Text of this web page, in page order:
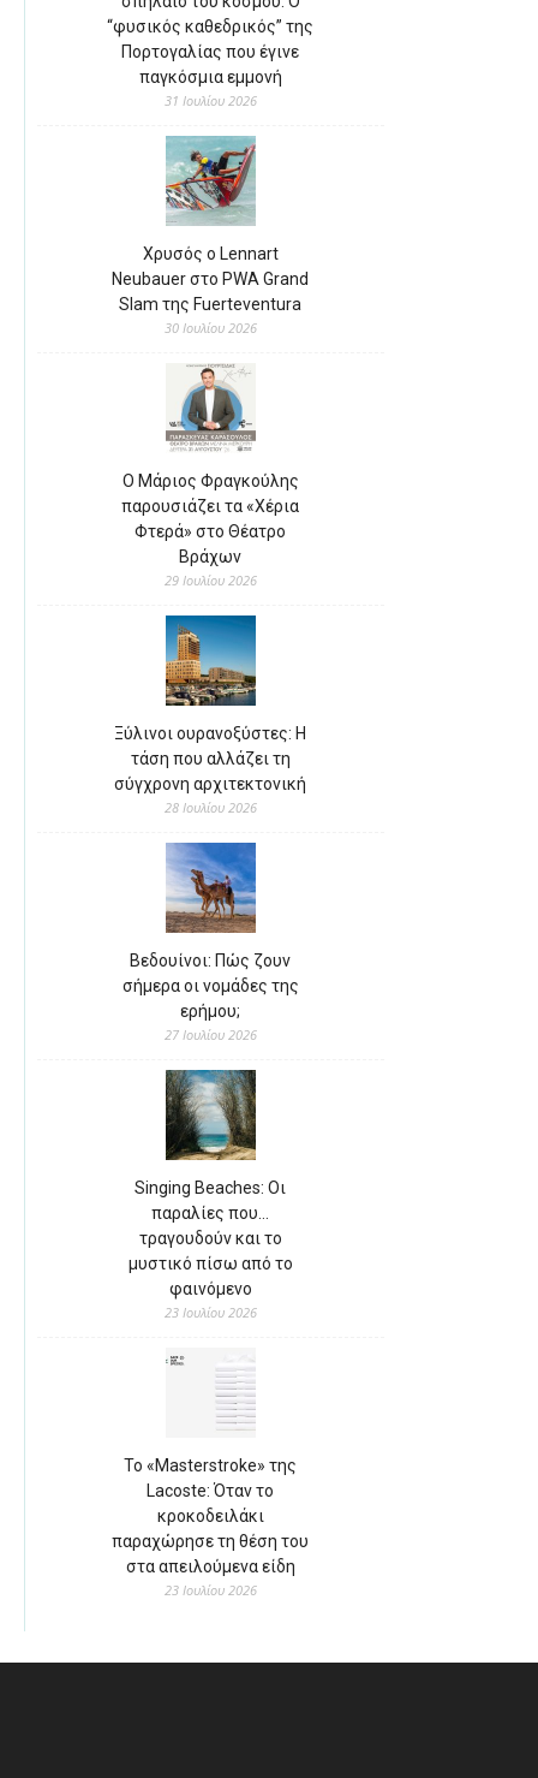
“φυσικός καθεδρικός” της
Πορτογαλίας που έγινε
παγκόσμια εμμονή
31 Ιουλίου 2026
Χρυσός ο Lennart
Neubauer στο PWA Grand
Slam της Fuerteventura
30 Ιουλίου 2026
Ο Μάριος Φραγκούλης
παρουσιάζει τα «Χέρια
Φτερά» στο Θέατρο
Βράχων
29 Ιουλίου 2026
Ξύλινοι ουρανοξύστες: Η
τάση που αλλάζει τη
σύγχρονη αρχιτεκτονική
28 Ιουλίου 2026
Βεδουίνοι: Πώς ζουν
σήμερα οι νομάδες της
ερήμου;
27 Ιουλίου 2026
Singing Beaches: Οι
παραλίες που…
τραγουδούν και το
μυστικό πίσω από το
φαινόμενο
23 Ιουλίου 2026
Το «Masterstroke» της
Lacoste: Όταν το
κροκοδειλάκι
παραχώρησε τη θέση του
στα απειλούμενα είδη
23 Ιουλίου 2026